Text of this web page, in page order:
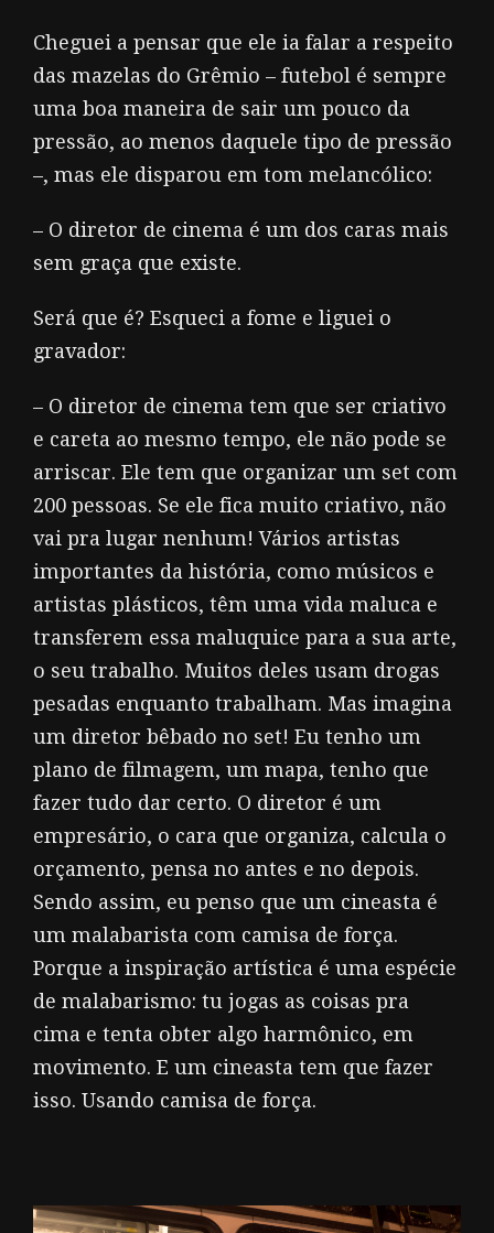
Cheguei a pensar que ele ia falar a respeito
das mazelas do Grêmio – futebol é sempre
uma boa maneira de sair um pouco da
pressão, ao menos daquele tipo de pressão
–, mas ele disparou em tom melancólico:
– O diretor de cinema é um dos caras mais
sem graça que existe.
Será que é? Esqueci a fome e liguei o
gravador:
– O diretor de cinema tem que ser criativo
e careta ao mesmo tempo, ele não pode se
arriscar. Ele tem que organizar um set com
200 pessoas. Se ele fica muito criativo, não
vai pra lugar nenhum! Vários artistas
importantes da história, como músicos e
artistas plásticos, têm uma vida maluca e
transferem essa maluquice para a sua arte,
o seu trabalho. Muitos deles usam drogas
pesadas enquanto trabalham. Mas imagina
um diretor bêbado no set! Eu tenho um
plano de filmagem, um mapa, tenho que
fazer tudo dar certo. O diretor é um
empresário, o cara que organiza, calcula o
orçamento, pensa no antes e no depois.
Sendo assim, eu penso que um cineasta é
um malabarista com camisa de força.
Porque a inspiração artística é uma espécie
de malabarismo: tu jogas as coisas pra
cima e tenta obter algo harmônico, em
movimento. E um cineasta tem que fazer
isso. Usando camisa de força.